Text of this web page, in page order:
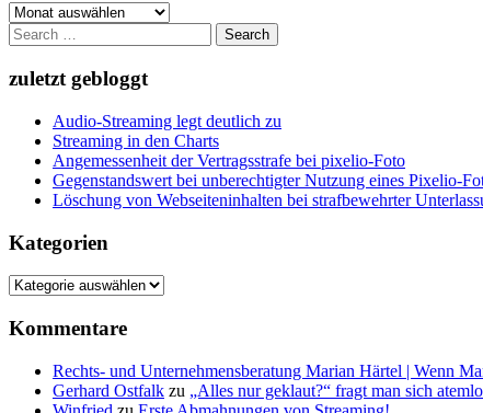
Archiv
Search
for:
zuletzt gebloggt
Audio-Streaming legt deutlich zu
Streaming in den Charts
Angemessenheit der Vertragsstrafe bei pixelio-Foto
Gegenstandswert bei unberechtigter Nutzung eines Pixelio-
Löschung von Webseiteninhalten bei strafbewehrter
Kategorien
Kategorien
Kommentare
Rechts- und Unternehmensberatung Marian Härtel | Wenn
Gerhard Ostfalk zu „Alles nur geklaut?“ fragt man sich